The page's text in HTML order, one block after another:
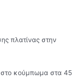
πλατίνας στην
στο κούμπωμα στα 45